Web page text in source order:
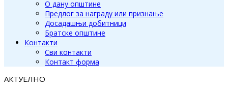
О дану општине
Предлог за награду или признање
Досадашњи добитници
Братске општине
Контакти
Сви контакти
Контакт форма
АКТУЕЛНО